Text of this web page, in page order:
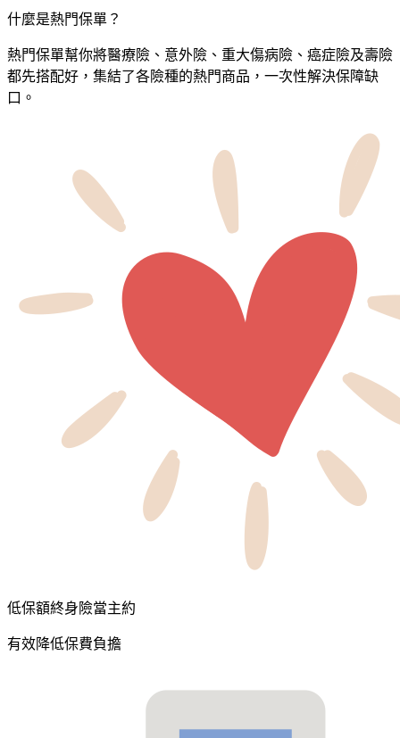
什麼是熱門保單？
熱門保單幫你將醫療險、意外險、重大傷病險、癌症險及壽險
都先搭配好，集結了各險種的熱門商品，一次性解決保障缺
口。
低保額終身險當主約
有效降低保費負擔